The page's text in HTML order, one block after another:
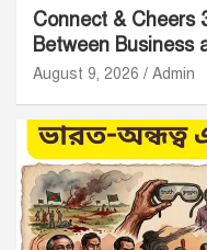
Connect & Cheers
Between Business
August 9, 2026 Admin